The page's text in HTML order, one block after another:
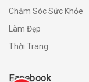
Chăm Sóc Sức Khỏe
Làm Đẹp
Thời Trang
Facebook